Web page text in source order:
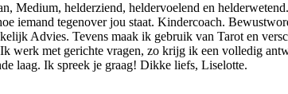
Medium, helderziend, heldervoelend en
iemand tegenover jou staat. Kindercoach.
Advies. Tevens maak ik gebruik van Tarot en
werk met gerichte vragen, zo krijg ik een volledig
laag. Ik spreek je graag! Dikke liefs, Liselotte.